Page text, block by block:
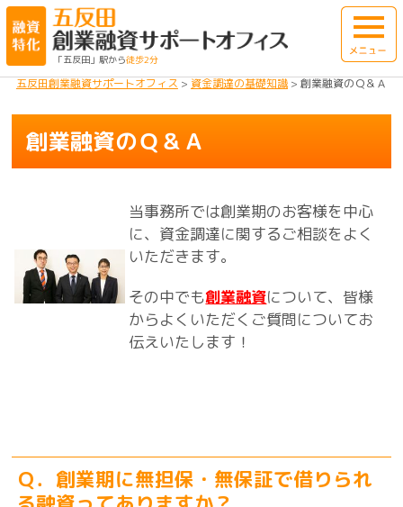
「五反田」駅から徒歩2分
五反田創業融資サポートオフィス > 資金調達の基礎知識> 創業融資のＱ＆Ａ
創業融資のＱ＆Ａ
当事務所では創業期のお客様を中心
に、資金調達に関するご相談をよく
いただきます。
その中でも創業融資について、皆様
からよくいただくご質問についてお
伝えいたします！
Ｑ．創業期に無担保・無保証で借りられ